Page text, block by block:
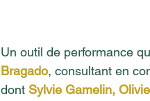
Un outil de performance
Bragado, consultant en
dont Sylvie Gamelin,